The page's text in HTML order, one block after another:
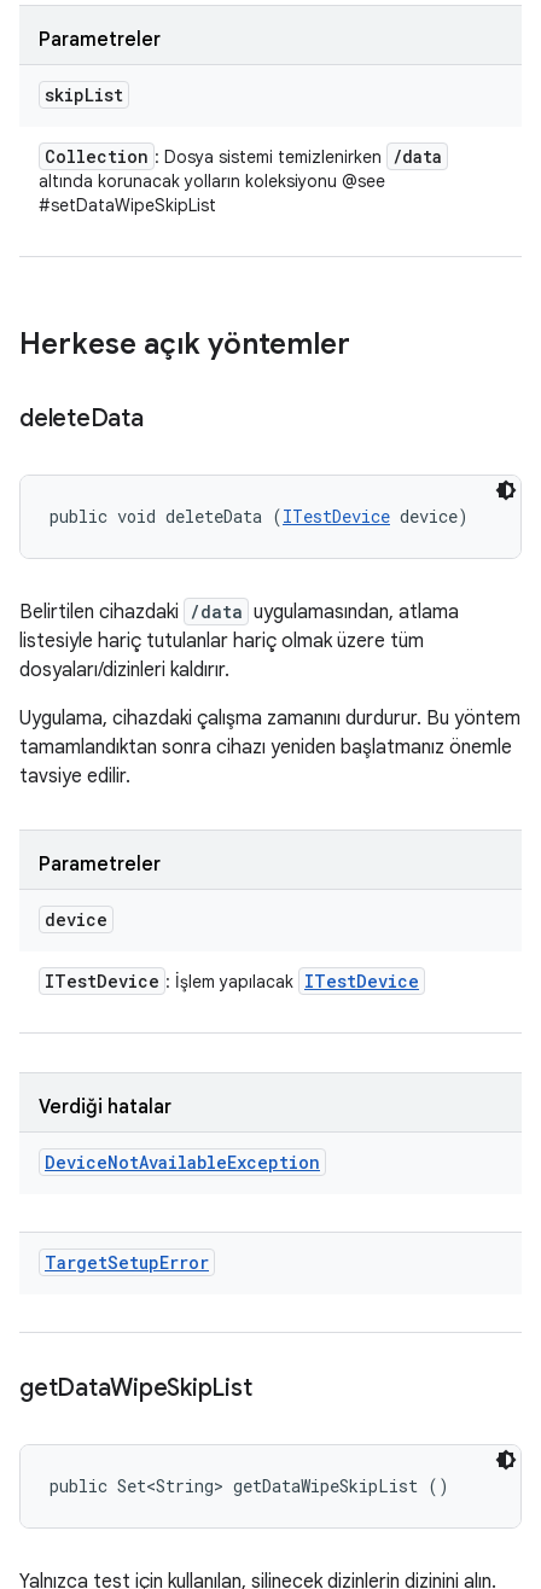
Parametreler
skipList
Collection : Dosya sistemi temizlenirken /data
altında korunacak yolların koleksiyonu @see
#setDataWipeSkipList
Herkese açık yöntemler
deleteData
public void deleteData (ITestDevice device)
Belirtilen cihazdaki /data uygulamasından, atlama
listesiyle hariç tutulanlar hariç olmak üzere tüm
dosyaları/dizinleri kaldırır.
Uygulama, cihazdaki çalışma zamanını durdurur. Bu yöntem
tamamlandıktan sonra cihazı yeniden başlatmanız önemle
tavsiye edilir.
Parametreler
device
ITestDevice : İşlem yapılacak ITestDevice
Verdiği hatalar
DeviceNotAvailableException
TargetSetupError
getDataWipeSkipList
public Set<String> getDataWipeSkipList ()
Yalnızca test için kullanılan, silinecek dizinlerin dizinini alın.